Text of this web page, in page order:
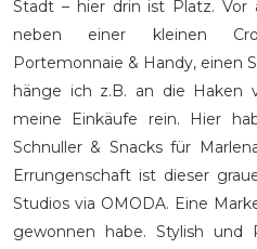
Stadt – hier drin ist Platz.
neben einer kleinen
Portemonnaie & Handy, einen
hänge ich z.B. an die Haken
meine Einkäufe rein. Hier
Schnuller & Snacks für
Errungenschaft ist dieser
Studios via OMODA. Eine
gewonnen habe. Stylish und